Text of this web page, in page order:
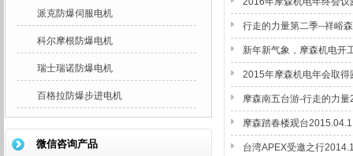
行走的力量第二季--祥峪
新年新气象，摩森机电开
2015年摩森机电年会取得
摩森南五台游-行走的力
摩森踏春楼观台
台湾APEX受邀之行
派克防爆伺服电机
科尔摩根防爆电机
瑞士瑞诺防爆电机
百格拉防爆步进电机
微信咨询产品